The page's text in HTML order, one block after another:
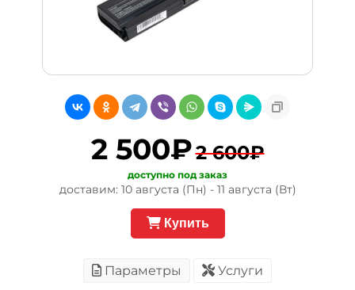
2 500₽2 600₽
доступно под заказ
доставим: 10 августа (Пн) - 11 августа (Вт)
Купить
Параметры Услуги